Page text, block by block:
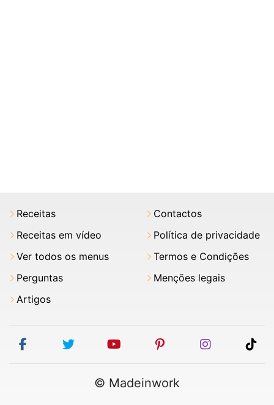
Receitas
Receitas em vídeo
Ver todos os menus
Perguntas
Artigos
Contactos
Política de privacidade
Termos e Condições
Menções legais
facebooktwitter youtubepinterestinstagram
© Madeinwork